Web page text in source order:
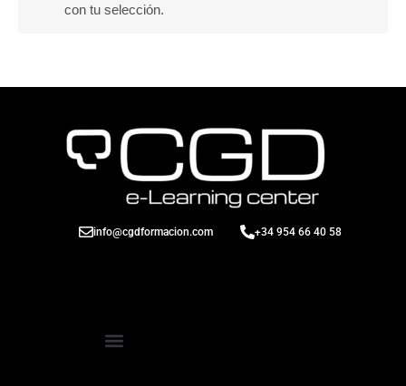
con tu selección.
info@cgdformacion.com +34 954 66 40 58